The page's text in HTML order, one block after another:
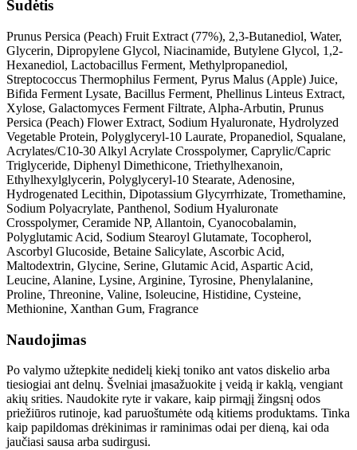
Sudėtis
Prunus Persica (Peach) Fruit Extract (77%), 2,3-Butanediol, Water,
Glycerin, Dipropylene Glycol, Niacinamide, Butylene Glycol, 1,2-
Hexanediol, Lactobacillus Ferment, Methylpropanediol,
Streptococcus Thermophilus Ferment, Pyrus Malus (Apple) Juice,
Bifida Ferment Lysate, Bacillus Ferment, Phellinus Linteus Extract,
Xylose, Galactomyces Ferment Filtrate, Alpha-Arbutin, Prunus
Persica (Peach) Flower Extract, Sodium Hyaluronate, Hydrolyzed
Vegetable Protein, Polyglyceryl-10 Laurate, Propanediol, Squalane,
Acrylates/C10-30 Alkyl Acrylate Crosspolymer, Caprylic/Capric
Triglyceride, Diphenyl Dimethicone, Triethylhexanoin,
Ethylhexylglycerin, Polyglyceryl-10 Stearate, Adenosine,
Hydrogenated Lecithin, Dipotassium Glycyrrhizate, Tromethamine,
Sodium Polyacrylate, Panthenol, Sodium Hyaluronate
Crosspolymer, Ceramide NP, Allantoin, Cyanocobalamin,
Polyglutamic Acid, Sodium Stearoyl Glutamate, Tocopherol,
Ascorbyl Glucoside, Betaine Salicylate, Ascorbic Acid,
Maltodextrin, Glycine, Serine, Glutamic Acid, Aspartic Acid,
Leucine, Alanine, Lysine, Arginine, Tyrosine, Phenylalanine,
Proline, Threonine, Valine, Isoleucine, Histidine, Cysteine,
Methionine, Xanthan Gum, Fragrance
Naudojimas
Po valymo užtepkite nedidelį kiekį toniko ant vatos diskelio arba
tiesiogiai ant delnų. Švelniai įmasažuokite į veidą ir kaklą, vengiant
akių srities. Naudokite ryte ir vakare, kaip pirmąjį žingsnį odos
priežiūros rutinoje, kad paruoštumėte odą kitiems produktams. Tinka
kaip papildomas drėkinimas ir raminimas odai per dieną, kai oda
jaučiasi sausa arba sudirgusi.